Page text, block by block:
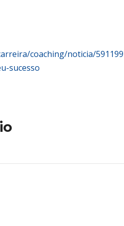
coaching/noticia/
sucesso